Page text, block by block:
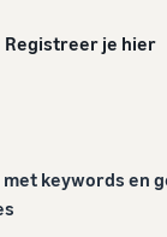
Registreer je hier
met keywords en